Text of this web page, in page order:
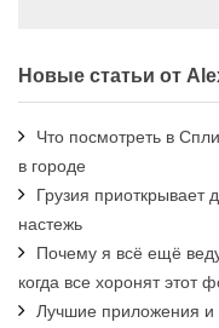
Новые статьи от
Что посмотреть в
в городе
Грузия приоткрывает
настежь
Почему я всё ещё
когда все хоронят этот
Лучшие приложения и